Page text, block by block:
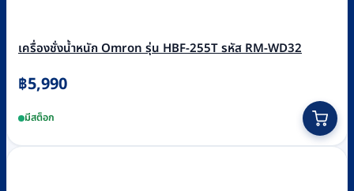
เครื่องชั่งน้ำหนัก Omron รุ่น HBF-255T รหัส RM-WD32
฿5,990
มีสต็อก